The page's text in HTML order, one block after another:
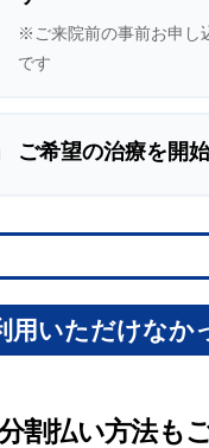
※ご来院前の事前お申し
です
ご希望の治療を開
用いただけなか
割払い方法も